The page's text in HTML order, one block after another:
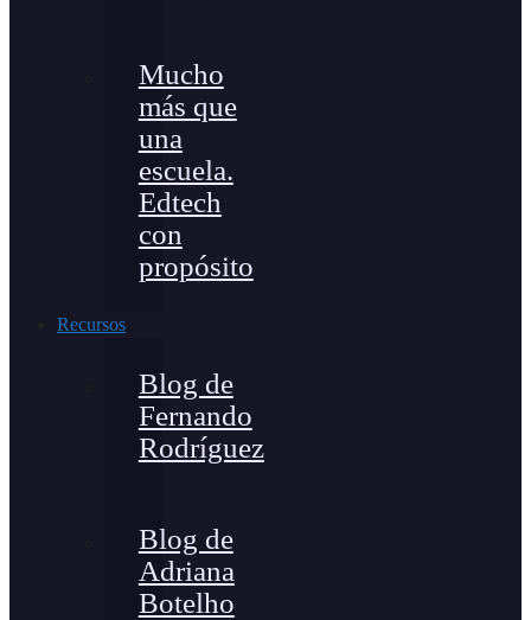
Mucho
más que
una
escuela.
Edtech
con
propósito
Recursos
Blog de
Fernando
Rodríguez
Blog de
Adriana
Botelho